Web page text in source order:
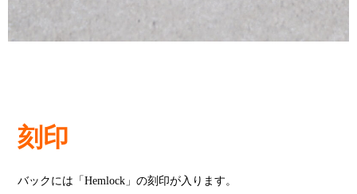
刻印
バックには「Hemlock」の刻印が入ります。